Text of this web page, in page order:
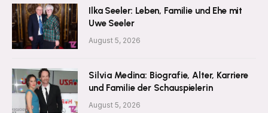
Ilka Seeler: Leben, Familie und Ehe mit
Uwe Seeler
August 5, 2026
Silvia Medina: Biografie, Alter, Karriere
und Familie der Schauspielerin
August 5, 2026